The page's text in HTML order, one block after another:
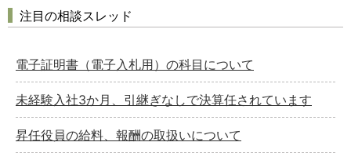
注目の相談スレッド
電子証明書（電子入札用）の科目について
未経験入社3か月、引継ぎなしで決算任されています
昇任役員の給料、報酬の取扱いについて